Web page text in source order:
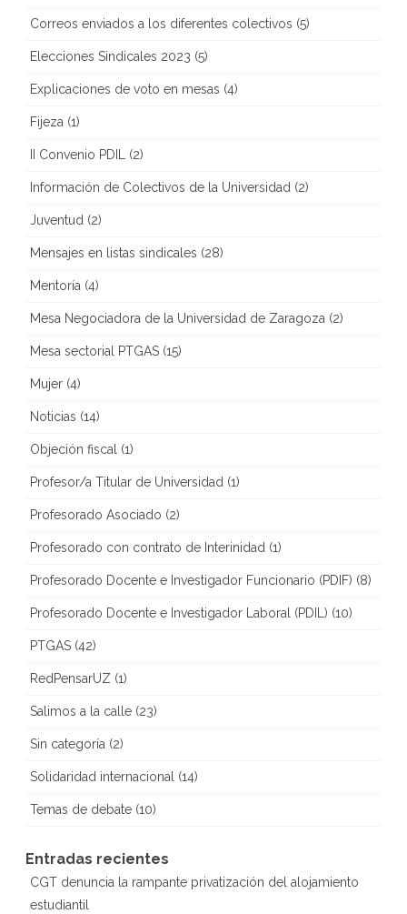
Correos enviados a los diferentes colectivos (5)
Elecciones Sindicales 2023 (5)
Explicaciones de voto en mesas (4)
Fijeza (1)
II Convenio PDIL (2)
Información de Colectivos de la Universidad (2)
Juventud (2)
Mensajes en listas sindicales (28)
Mentoría (4)
Mesa Negociadora de la Universidad de Zaragoza (2)
Mesa sectorial PTGAS (15)
Mujer (4)
Noticias (14)
Objeción fiscal (1)
Profesor/a Titular de Universidad (1)
Profesorado Asociado (2)
Profesorado con contrato de Interinidad (1)
Profesorado Docente e Investigador Funcionario (PDIF) (8)
Profesorado Docente e Investigador Laboral (PDIL) (10)
PTGAS (42)
RedPensarUZ (1)
Salimos a la calle (23)
Sin categoría (2)
Solidaridad internacional (14)
Temas de debate (10)
Entradas recientes
CGT denuncia la rampante privatización del alojamiento
estudiantil